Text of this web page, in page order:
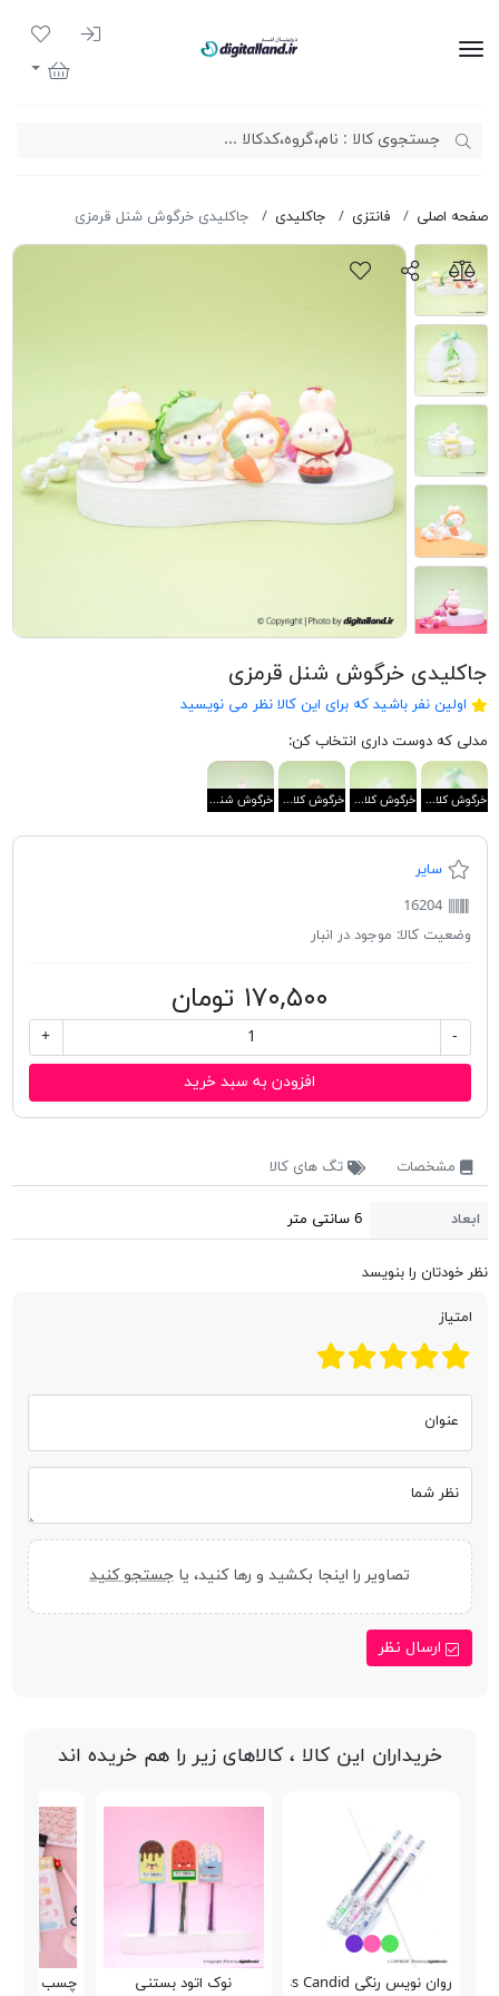
ورود به
لیست
سبد خرید
صفحه اصلی فانتزی جاکلیدی جاکلیدی خرگوش شنل قرمزی
جاکلیدی خرگوش شنل قرمزی
اولین نفر باشید که برای این کالا نظر می نویسید
مدلی که دوست داری انتخاب کن:
خرگوش کلاه سبز خرگوش کلاه زرد خرگوش کلاه نارنجی خرگوش شنل قرمزی
سایر
16204
وضعیت کالا: موجود در انبار
۱۷۰,۵۰۰ تومان
-
+
افزودن به سبد خرید
مشخصات تگ های کالا
ابعاد 6 سانتی متر
نظر خودتان را بنویسد
امتیاز
عنوان
نظر شما
تصاویر را اینجا بکشید و رها کنید، یا جستجو کنید
ارسال نظر
خریداران این کالا ، کالاهای زیر را هم خریده اند
روان نویس رنگی Creators Class Candid نوک اتود بستنی چسب زخم Fashion Bandage